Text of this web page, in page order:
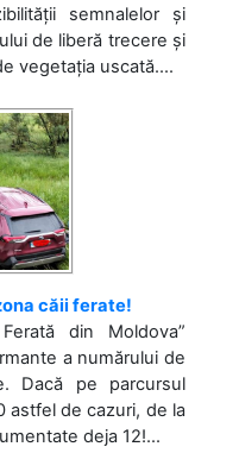
semnalelor și
de liberă trecere și
vegetația uscată....
căii ferate!
din Moldova”
a numărului de
Dacă pe parcursul
astfel de cazuri, de la
deja 12!...